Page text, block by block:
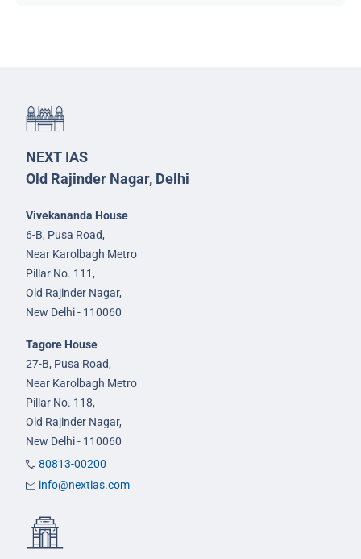
NEXT IAS
Old Rajinder Nagar, Delhi
Vivekananda House
6-B, Pusa Road,
Near Karolbagh Metro
Pillar No. 111,
Old Rajinder Nagar,
New Delhi - 110060
Tagore House
27-B, Pusa Road,
Near Karolbagh Metro
Pillar No. 118,
Old Rajinder Nagar,
New Delhi - 110060
80813-00200
info@nextias.com